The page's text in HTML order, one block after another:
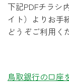
下記PDFチラシ
イト）よりお手
どうぞご利用く
鳥取銀行の口座